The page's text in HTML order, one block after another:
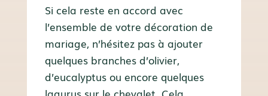
Si cela reste en accord avec
l’ensemble de votre décoration de
mariage, n’hésitez pas à ajouter
quelques branches d’olivier,
d’eucalyptus ou encore quelques